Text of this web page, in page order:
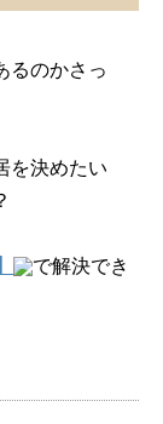
るのかさっ
を決めたい
で解決でき